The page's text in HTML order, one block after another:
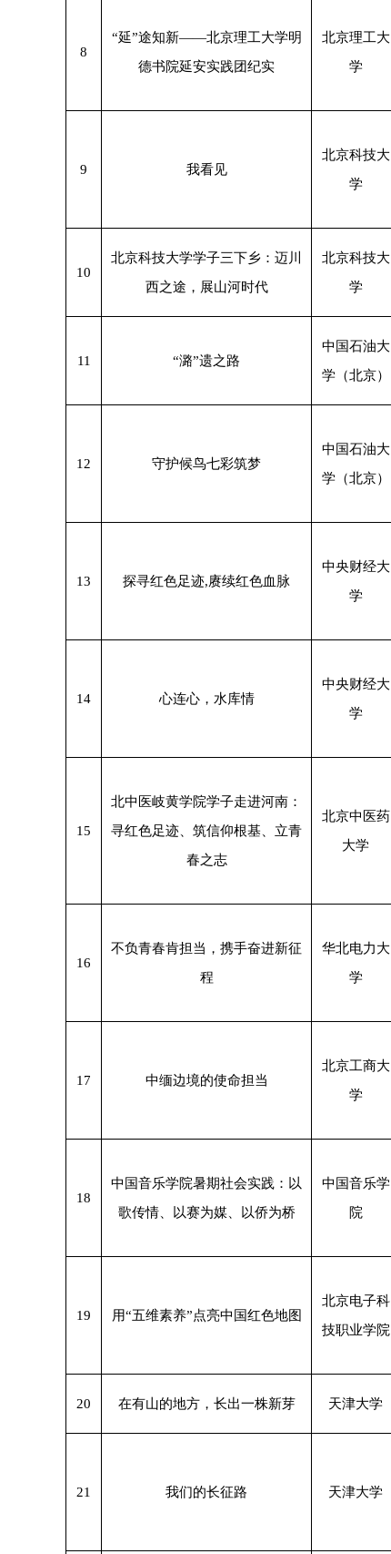
8
“延”途知新——北京理工大学明
德书院延安实践团纪实
北京理工大
学
9 我看见
北京科技大
学
10
北京科技大学学子三下乡：迈川
西之途，展山河时代
北京科技大
学
11 “潞”遗之路
中国石油大
学（北京）
12 守护候鸟七彩筑梦
中国石油大
学（北京）
13 探寻红色足迹,赓续红色血脉
中央财经大
学
14 心连心，水库情
中央财经大
学
15
北中医岐黄学院学子走进河南：
寻红色足迹、筑信仰根基、立青
春之志
北京中医药
大学
16
不负青春肯担当，携手奋进新征
程
华北电力大
学
17 中缅边境的使命担当
北京工商大
学
18
中国音乐学院暑期社会实践：以
歌传情、以赛为媒、以侨为桥
中国音乐学
院
19 用“五维素养”点亮中国红色地图
北京电子科
技职业学院
20 在有山的地方，长出一株新芽 天津大学
21 我们的长征路 天津大学